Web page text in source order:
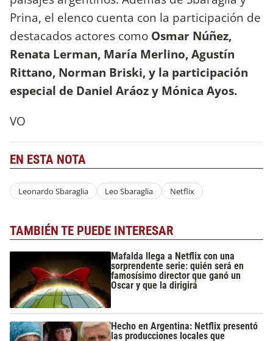
Prina, el elenco cuenta con la participación de
destacados actores como Osmar Núñez,
Renata Lerman, María Merlino, Agustín
Rittano, Norman Briski, y la participación
especial de Daniel Aráoz y Mónica Ayos.
VO
EN ESTA NOTA
Leonardo Sbaraglia Leo Sbaraglia Netflix
TAMBIÉN TE PUEDE INTERESAR
Mafalda llega a Netflix con una
sorprendente serie: quién será en
famosísimo director que ganó un
Oscar y que la dirigirá
Hecho en Argentina: Netflix presentó
las producciones locales que